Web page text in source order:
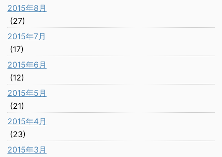
2015年8月
(27)
2015年7月
(17)
2015年6月
(12)
2015年5月
(21)
2015年4月
(23)
2015年3月